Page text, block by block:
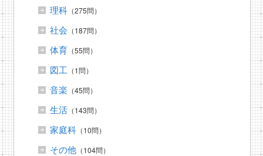
理科（275問）
社会 （187問）
体育（55問）
図工 （1問）
音楽 （45問）
生活（143問）
家庭科（10問）
その他（104問）